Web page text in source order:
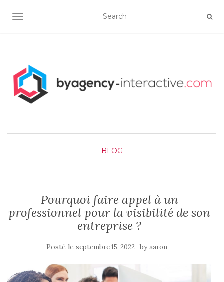
OUVRIR/FERMER LA NAVIGATION
BLOG
Pourquoi faire appel à un
professionnel pour la visibilité de son
entreprise ?
Posté le septembre 15, 2022 byaaron